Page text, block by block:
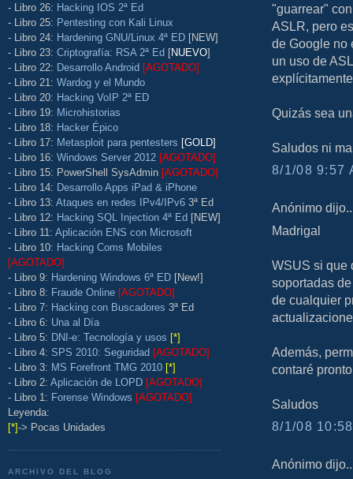
- Libro 26: Hacking IOS 2ª Ed
- Libro 25: Pentesting con Kali Linux
- Libro 24: Hardening GNU/Linux 4ª ED [NEW]
- Libro 23: Criptografía: RSA 2ª Ed [NUEVO]
- Libro 22: Desarrollo Android [AGOTADO]
- Libro 21: Wardog y el Mundo
- Libro 20: Hacking VoIP 2ª ED
- Libro 19: Microhistorias
- Libro 18: Hacker Épico
- Libro 17: Metasploit para pentesters [GOLD]
- Libro 16: Windows Server 2012 [AGOTADO]
- Libro 15: PowerShell SysAdmin [AGOTADO]
- Libro 14: Desarrollo Apps iPad & iPhone
- Libro 13: Ataques en redes IPv4/IPv6 3ª Ed
- Libro 12: Hacking SQL Injection 4ª Ed [NEW]
- Libro 11: Aplicación ENS con Microsoft
- Libro 10: Hacking Coms Mobiles
[AGOTADO]
- Libro 9: Hardening Windows 6ª ED [New!]
- Libro 8: Fraude Online [AGOTADO]
- Libro 7: Hacking con Buscadores 3ª Ed
- Libro 6: Una al Día
- Libro 5: DNI-e: Tecnología y usos [*]
- Libro 4: SPS 2010: Seguridad [AGOTADO]
- Libro 3: MS Forefront TMG 2010 [*]
- Libro 2: Aplicación de LOPD [AGOTADO]
- Libro 1: Forense Windows [AGOTADO]
Leyenda:
[*]-> Pocas Unidades
ARCHIVO DEL BLOG
"guarrear"
ASLR, pero
de Google no
un uso de
Quizás sea
Saludos ni
8/1/08 9:57
Anónimo
Madrigal
WSUS si que
soportadas
de cualquier
Además,
contaré
Saludos
8/1/08
Anónimo